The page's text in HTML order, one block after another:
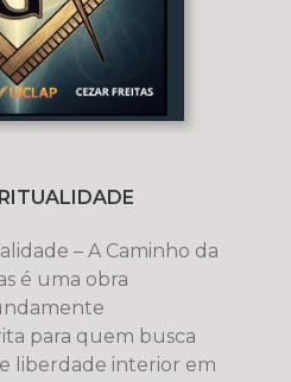
– A Caminho da
é uma obra
para quem busca
liberdade interior em